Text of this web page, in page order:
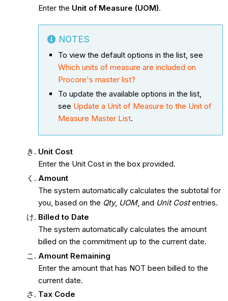
Enter the Unit of Measure (UOM).
NOTES
To view the default options in the list, see
Which units of measure are included on
Procore's master list?
To update the available options in the list,
see Update a Unit of Measure to the Unit of
Measure Master List.
Unit Cost
Enter the Unit Cost in the box provided.
Amount
The system automatically calculates the subtotal for
you, based on the Qty, UOM, and Unit Costentries.
Billed to Date
The system automatically calculates the amount
billed on the commitment up to the current date.
Amount Remaining
Enter the amount that has NOT been billed to the
current date.
Tax Code